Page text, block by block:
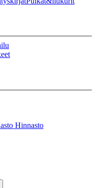
Hinnasto